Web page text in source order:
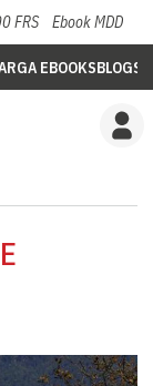
FRS Ebook MDD
EBOOKSBLOGS